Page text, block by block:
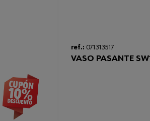
ref.: 071313517
VASO PASANTE